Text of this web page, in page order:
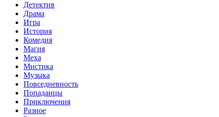
Детектив
Драма
Игра
История
Комедия
Магия
Меха
Мистика
Музыка
Повседневность
Попаданцы
Приключения
Разное